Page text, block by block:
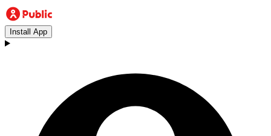
Install App